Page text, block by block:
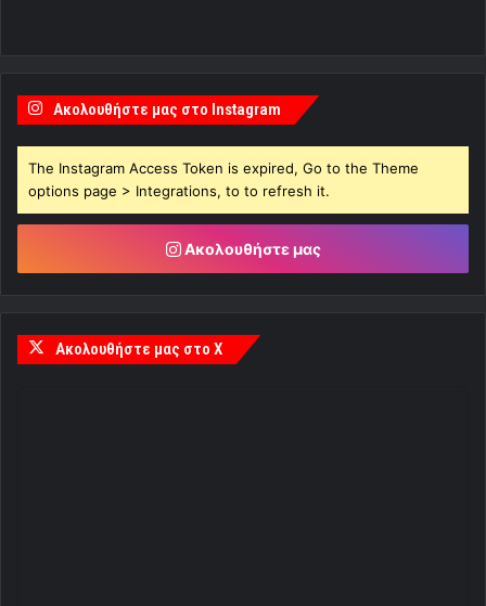
Ακολουθήστε μας στο Instagram
The Instagram Access Token is expired, Go to the Theme
options page > Integrations, to to refresh it.
Ακολουθήστε μας
Ακολουθήστε μας στο X